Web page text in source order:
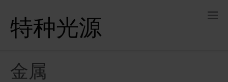
特种光源
金属